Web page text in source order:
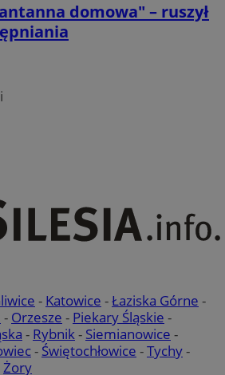
domowa" – ruszył
- Katowice -Łaziska Górne -
- Orzesze - Piekary Śląskie -
- Rybnik- Siemianowice -
- Świętochłowice -Tychy-
Żory